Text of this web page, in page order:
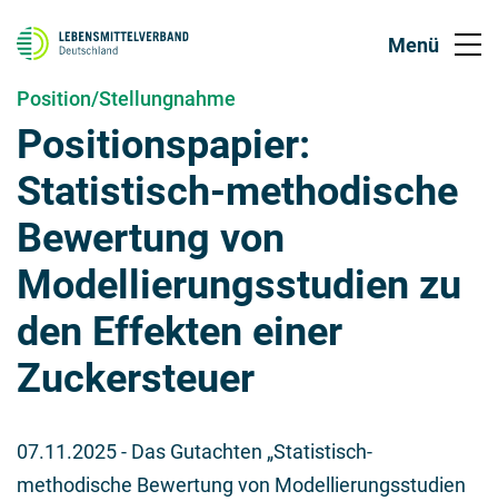
Position/Stellungnahme
Positionspapier:
Statistisch-methodische
Bewertung von
Modellierungsstudien zu
den Effekten einer
Zuckersteuer
07.11.2025- Das Gutachten „Statistisch-
methodische Bewertung von Modellierungsstudien